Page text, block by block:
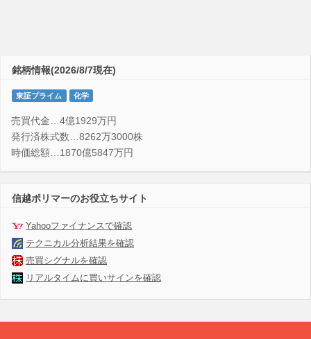
銘柄情報(2026/8/7現在)
東証プライム 化学
売買代金…4億1929万円
発行済株式数…8262万3000株
時価総額…1870億5847万円
信越ポリマーのお役立ちサイト
Yahooファイナンスで確認
テクニカル分析結果を確認
売買シグナルを確認
リアルタイムに買いサインを確認